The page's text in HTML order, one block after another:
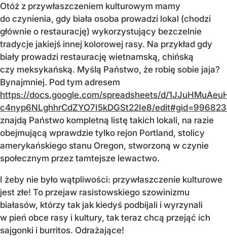
Otóż z przywłaszczeniem kulturowym mamy
do czynienia, gdy biała osoba prowadzi lokal (chodzi
głównie o restaurację) wykorzystujący bezczelnie
tradycje jakiejś innej kolorowej rasy. Na przykład gdy
biały prowadzi restaurację wietnamską, chińską
czy meksykańską. Myślą Państwo, że robię sobie jaja?
Bynajmniej. Pod tym adresem
https://docs.google.com/spreadsheets/d/
c4nyp6NLghhrCdZYO7I5kDGSt22Ie8/
znajdą Państwo kompletną listę takich lokali, na razie
obejmującą wprawdzie tylko rejon Portland, stolicy
amerykańskiego stanu Oregon, stworzoną w czynie
społecznym przez tamtejsze lewactwo.
I żeby nie było wątpliwości: przywłaszczenie kulturowe
jest złe! To przejaw rasistowskiego szowinizmu
białasów, którzy tak jak kiedyś podbijali i wyrzynali
w pień obce rasy i kultury, tak teraz chcą przejąć ich
sajgonki i burritos. Odrażające!